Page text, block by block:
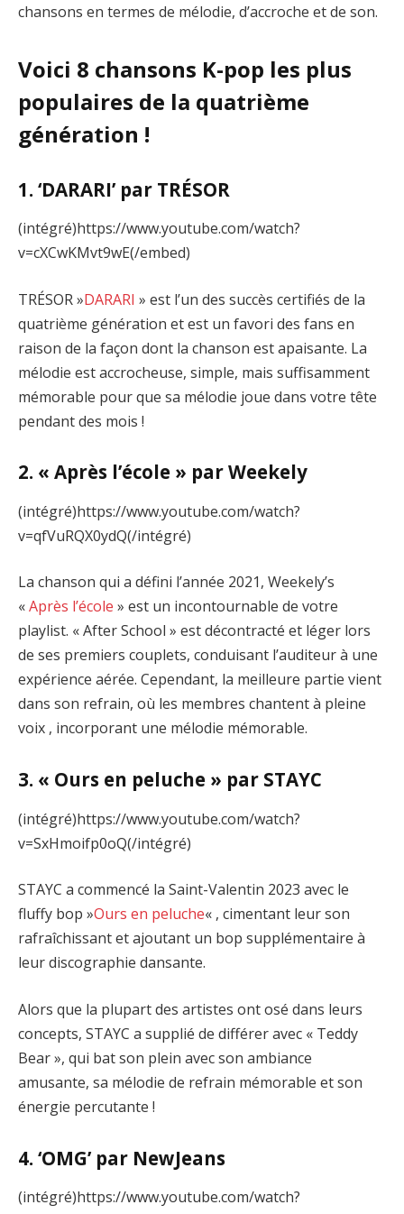
chansons en termes de mélodie, d’accroche et de son.
Voici 8 chansons K-pop les plus
populaires de la quatrième
génération !
1. ‘DARARI’ par TRÉSOR
(intégré)https://www.youtube.com/watch?
v=cXCwKMvt9wE(/embed)
TRÉSOR »DARARI » est l’un des succès certifiés de la
quatrième génération et est un favori des fans en
raison de la façon dont la chanson est apaisante. La
mélodie est accrocheuse, simple, mais suffisamment
mémorable pour que sa mélodie joue dans votre tête
pendant des mois !
2. « Après l’école » par Weekely
(intégré)https://www.youtube.com/watch?
v=qfVuRQX0ydQ(/intégré)
La chanson qui a défini l’année 2021, Weekely’s
«Après l’école » est un incontournable de votre
playlist. « After School » est décontracté et léger lors
de ses premiers couplets, conduisant l’auditeur à une
expérience aérée. Cependant, la meilleure partie vient
dans son refrain, où les membres chantent à pleine
voix , incorporant une mélodie mémorable.
3. « Ours en peluche » par STAYC
(intégré)https://www.youtube.com/watch?
v=SxHmoifp0oQ(/intégré)
STAYC a commencé la Saint-Valentin 2023 avec le
fluffy bop »Ours en peluche« , cimentant leur son
rafraîchissant et ajoutant un bop supplémentaire à
leur discographie dansante.
Alors que la plupart des artistes ont osé dans leurs
concepts, STAYC a supplié de différer avec « Teddy
Bear », qui bat son plein avec son ambiance
amusante, sa mélodie de refrain mémorable et son
énergie percutante !
4. ‘OMG’ par NewJeans
(intégré)https://www.youtube.com/watch?